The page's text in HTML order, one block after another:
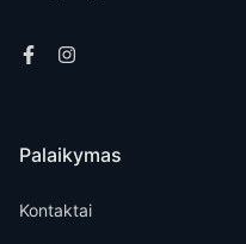
Palaikymas
Kontaktai